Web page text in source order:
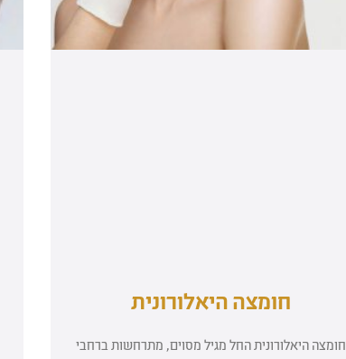
חומצה היאלורונית
חומצה היאלורונית החל מגיל מסוים, מתרחשות ברחבי